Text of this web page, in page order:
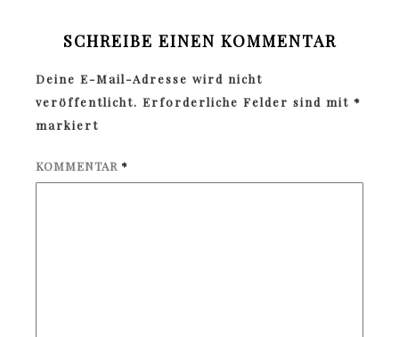
SCHREIBE EINEN KOMMENTAR
Deine E-Mail-Adresse wird nicht
veröffentlicht. Erforderliche Felder sind mit *
markiert
KOMMENTAR *